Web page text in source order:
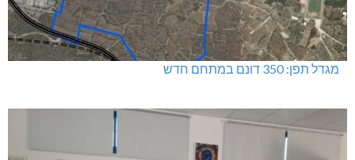
מגדל תפן: 350 דונם במתחם חדש